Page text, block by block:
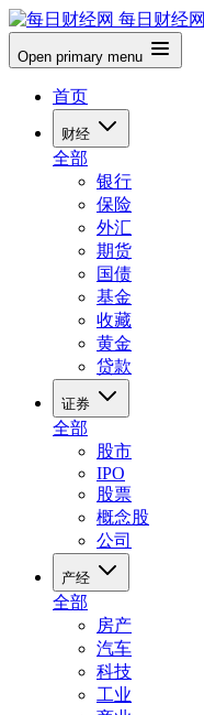
每日财经网
Open primary menu
首页
财经
全部
银行
保险
外汇
期货
国债
基金
收藏
黄金
贷款
证券
全部
股市
IPO
股票
概念股
公司
产经
全部
房产
汽车
科技
工业